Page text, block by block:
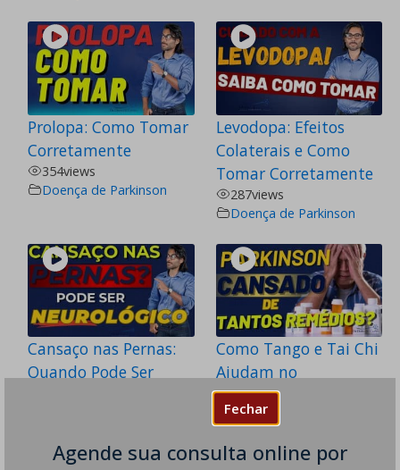
Fechar
Agende sua consulta online por
Prolopa: Como Tomar
Corretamente
354views
Doença de Parkinson
Levodopa: Efeitos
Colaterais e Como
Tomar Corretamente
287views
Doença de Parkinson
Cansaço nas Pernas:
Quando Pode Ser
Doença de Parkinson,
Como Tango e Tai Chi
Ajudam no
Tratamento do
Parkinson
Doença de Parkinson